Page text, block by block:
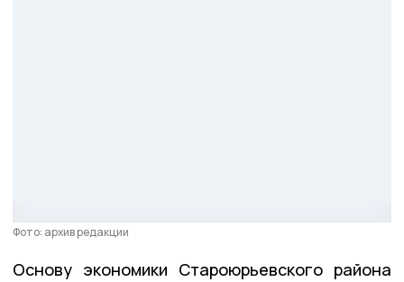
Фото: архив редакции
Основу экономики Староюрьевского района